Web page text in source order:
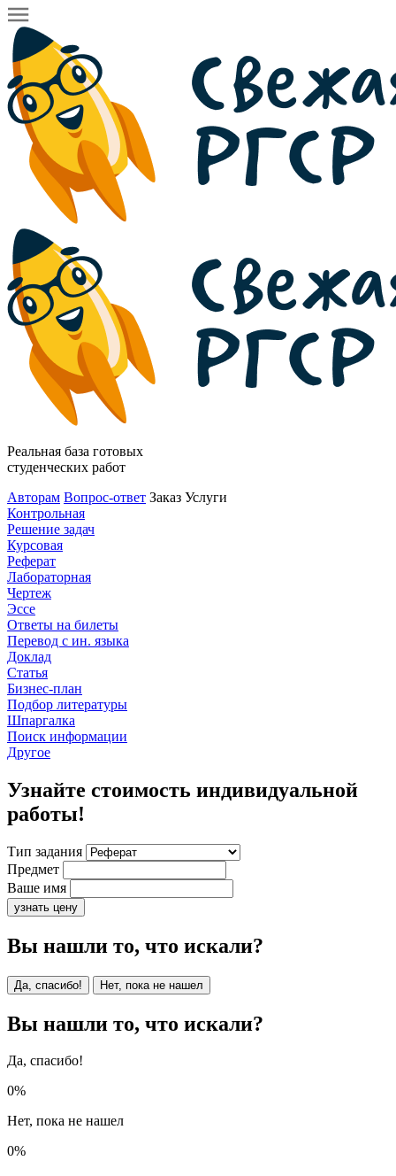
Реальная база готовых
студенческих работ
Авторам Вопрос-ответ Заказ Услуги
Контрольная
Решение задач
Курсовая
Реферат
Лабораторная
Чертеж
Эссе
Ответы на билеты
Перевод с ин. языка
Доклад
Статья
Бизнес-план
Подбор литературы
Шпаргалка
Поиск информации
Другое
Узнайте стоимость индивидуальной
работы!
Тип задания
Предмет
Ваше имя
узнать цену
Вы нашли то, что искали?
Да, спасибо! Нет, пока не нашел
Вы нашли то, что искали?
Да, спасибо!
0%
Нет, пока не нашел
0%